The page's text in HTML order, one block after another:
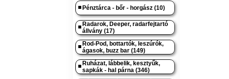
Pénztárca - bőr - horgász (10)
Radarok, Deeper, radarfejtartó
állvány (17)
Rod-Pod, bottartók, leszúrók,
ágasok, buzz bar (149)
Ruházat, lábbelik, kesztyűk,
sapkák - hal párna (346)